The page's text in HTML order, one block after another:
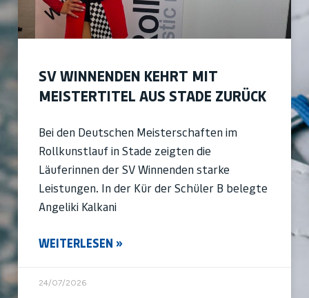
SV WINNENDEN KEHRT MIT
MEISTERTITEL AUS STADE ZURÜCK
Bei den Deutschen Meisterschaften im
Rollkunstlauf in Stade zeigten die
Läuferinnen der SV Winnenden starke
Leistungen. In der Kür der Schüler B belegte
Angeliki Kalkani
WEITERLESEN »
24/07/2026